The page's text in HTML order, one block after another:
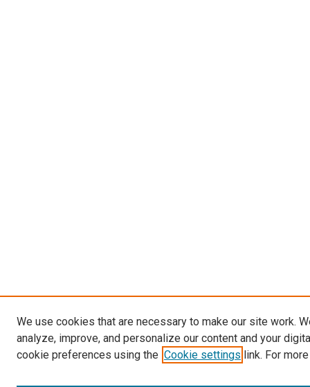
We use cookies that are necessary to make our site work.
analyze, improve, and personalize our content and your
cookie preferences using the Cookie settings link. For